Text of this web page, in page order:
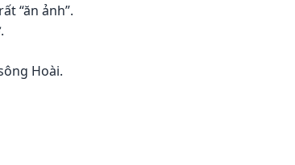
“ăn ảnh”.
Hoài.